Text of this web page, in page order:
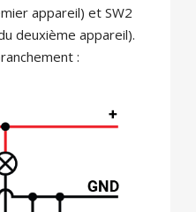
appareil) et SW2
deuxième appareil).
: